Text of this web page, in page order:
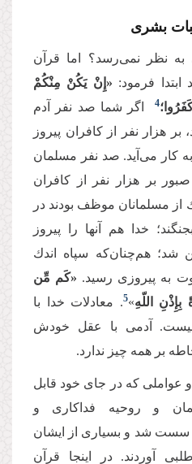
بشری
به نظر نمی‌رسد؟ اما قرآن
فرمود: «إِنْ یَكُنْ مِنْكُمْ
4
اگر شما صد نفر آدم
هزار نفر از كافران پیروز
كار می‌آید. صد نفر مسلمان
بر هزار نفر از كافران
از مسلمانان موظف بودند در
خدا هم آنها را پیروز
شد؛ هم‌چنان‌كه سپاه اندك
به پیروزی رسید. «كَم مِّن
بِإِذْنِ اللّهِ»
5. معادلات خدا با
آدمی با عقل خودش
بر همه چیز ندارد.
و عواملی که در جای خود قابل
و روحیه فداكاری و
سست شد و بسیاری از ایشان
آوردند. در اینجا قرآن